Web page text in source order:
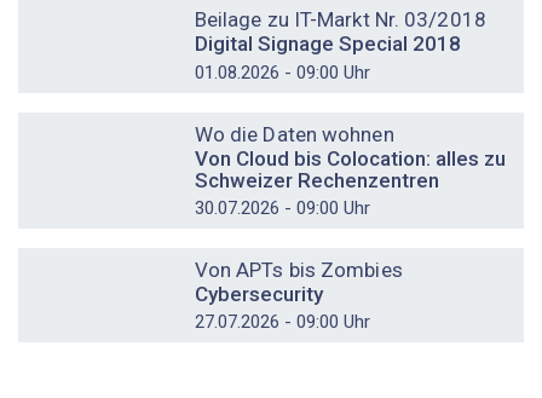
Beilage zu IT-Markt Nr. 03/2018
Digital Signage Special 2018
01.08.2026 - 09:00 Uhr
Wo die Daten wohnen
Von Cloud bis Colocation: alles zu
Schweizer Rechenzentren
30.07.2026 - 09:00 Uhr
Von APTs bis Zombies
Cybersecurity
27.07.2026 - 09:00 Uhr